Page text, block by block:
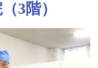
3階）